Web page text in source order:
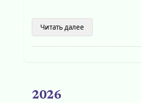
Читать далее
2026